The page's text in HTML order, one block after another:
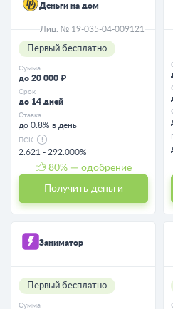
Деньги на дом
Лиц. № 19-035-04-009121
Первый бесплатно
Сумма
до 20 000 ₽
Срок
до 14 дней
Ставка
до 0.8% в день
ПСК
2.621 - 292.000%
80% — одобрение
Получить деньги
Заниматор
Первый бесплатно
Сумма